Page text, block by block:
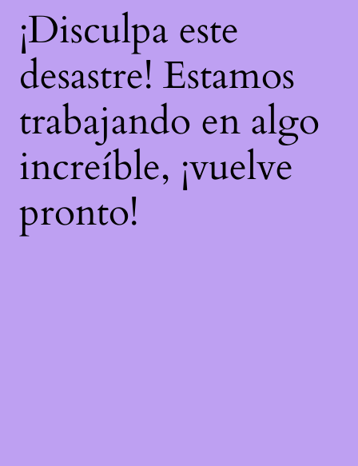
¡Disculpa este
desastre! Estamos
trabajando en algo
increíble, ¡vuelve
pronto!